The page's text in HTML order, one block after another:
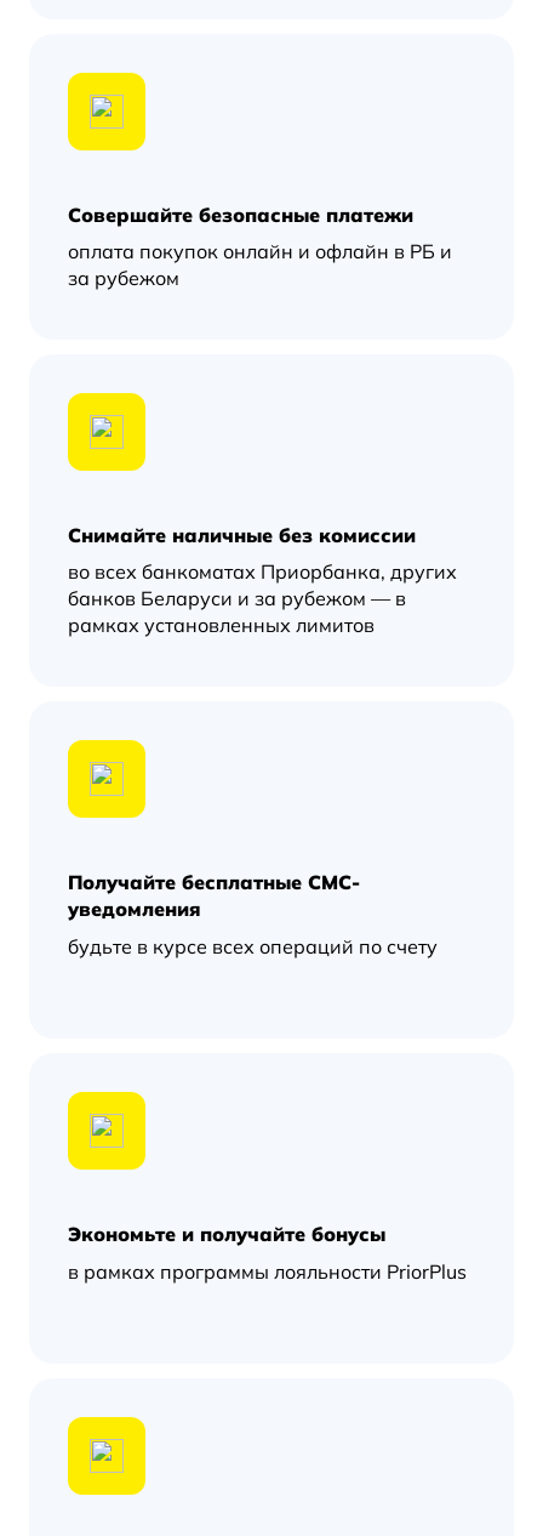
Совершайте безопасные платежи
оплата покупок онлайн и офлайн в РБ и
за рубежом
Снимайте наличные без комиссии
во всех банкоматах Приорбанка, других
банков Беларуси и за рубежом — в
рамках установленных лимитов
Получайте бесплатные СМС-
уведомления
будьте в курсе всех операций по счету
Экономьте и получайте бонусы
в рамках программы лояльности PriorPlus